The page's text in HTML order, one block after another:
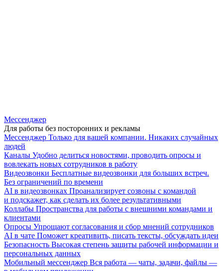
Мессенджер
Для работы без посторонних и рекламы
Мессенджер Только для вашей компании. Никаких случайных
людей
Каналы Удобно делиться новостями, проводить опросы и
вовлекать новых сотрудников в работу
Видеозвонки Бесплатные видеозвонки для больших встреч.
Без ограничений по времени
AI в видеозвонках Проанализирует созвоны с командой
и подскажет, как сделать их более результативными
Коллабы Пространства для работы с внешними командами и
клиентами
Опросы Упрощают согласования и сбор мнений сотрудников
AI в чате Поможет креативить, писать тексты, обсуждать идеи
Безопасность Высокая степень защиты рабочей информации и
персональных данных
Мобильный мессенджер Вся работа — чаты, задачи, файлы —